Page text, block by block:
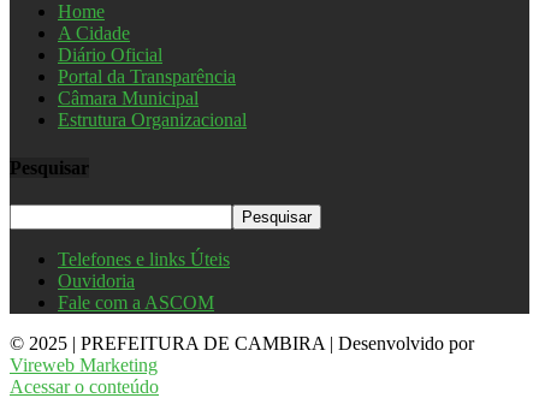
Home
A Cidade
Diário Oficial
Portal da Transparência
Câmara Municipal
Estrutura Organizacional
Pesquisar
Telefones e links Úteis
Ouvidoria
Fale com a ASCOM
© 2025 | PREFEITURA DE CAMBIRA | Desenvolvido por
Vireweb Marketing
Acessar o conteúdo